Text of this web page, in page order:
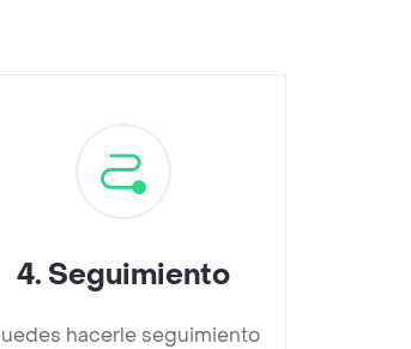
4. Seguimiento
hacerle seguimiento